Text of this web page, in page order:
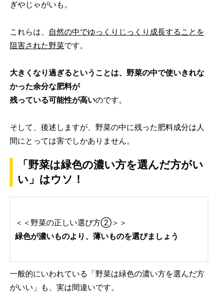
ぎやじゃがいも。
これらは、 自然の中でゆっくりじっくり成長することを
阻害された野菜です。
大きくなり過ぎるということは、野菜の中で使いきれな
かった余分な肥料が
残っている可能性が高いのです。
そして、後述しますが、野菜の中に残った肥料成分は人
間にとっては害でしかありません。
「野菜は緑色の濃い方を選んだ方がい
い」はウソ！
＜＜野菜の正しい選び方②＞＞
緑色が濃いものより、薄いものを選びましょう
一般的にいわれている「野菜は緑色の濃い方を選んだ方
がいい」も、実は間違いです。